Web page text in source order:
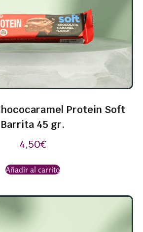
Protein Soft
Barrita 45 gr.
4,50€
Añadir al carrito